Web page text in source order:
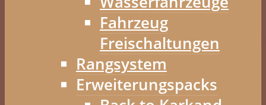
Fahrzeug
Freischaltungen
Rangsystem
Erweiterungspacks